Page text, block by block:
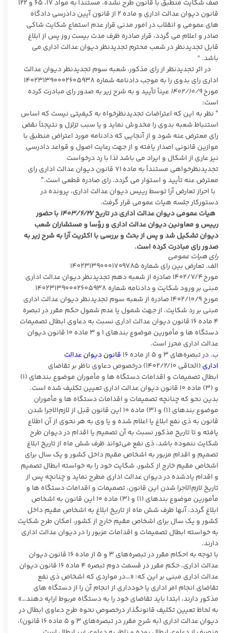
صف شکایت منطبق با قانون طرح نشده، مستنداً به مواد ۱۷، ۶۵ و ۱۲۲
قانون دیوان عدالت اداری و ماده ۲ از قانون آیین دادرسی دادگاه
های عمومی و انقلاب در امور مدنی قرار عدم استماع شکایت شاکی
صادر و اعلام می گردد، قرار صادره ظرف مدت بیست روز پس از ابلاغ
قابل تجدیدنظر در شعب محترم تجدیدنظر دیوان عدالت اداری می
باشد. “
در اثر تجدیدنظر از رای مذکور، شعبه سوم تجدیدنظر دیوان عدالت
اداری رای بدوی را به موجب دادنامه شماره ۱۴۰۲۳۱۳۹۰۰۰۲۶۰۵۹۳۸
مورخ۱۴۰۲/۱۰/۹عیناً تأیید و به شرح زیر به صدور رای مبادرت کرده
است:
” نظر به این که اعتراضات تجدیدنظرخواه به کیفیتی نیست که اساس
استنباط شعبه بدوی را مخدوش نماید و یا سبب تزلزل و نتیجتاً نقض
رای معترض عنه شود و از آنجایی که دادنامه مورد اعتراض منطبق با
موازین قانونی اصدار یافته و از جهت رعایت اصول و قواعد دادرسی
نیز عاری از اشکال و ایراد می باشد لذا با رد درخواست
تجدیدنظرخواهی مستنداً به ماده ۷۱ قانون دیوان عدالت اداری رای
معترض عنه تأیید و استوار می گردد. رای صادره قطعی است.”
با احراز تعارض آرا توسط رییس دیوان عدالت اداری، پرونده در
دستورکار جلسه هیات عمومی قرار گرفت.
هیات عمومی دیوان عدالت اداری در تاریخ۱۴۰۳/۶/۲۷با حضور
رییس و معاونین دیوان عدالت اداری و رؤسا و مستشاران شعب
دیوان تشکیل شد و پس از بحث و بررسی با اکثریت آرا به شرح زیر به
صدور رای مبادرت کرده است.
رای هیات عمومی
الف. تعارض بین رای شماره ۱۴۰۲۳۱۳۹۰۰۰۱۷۰۹۷۸۵
مورخ ۱۴۰۲/۷/۴ صادره از شعبه دهم تجدیدنظر دیوان عدالت اداری
مبنی بر ورود شکایت و دادنامه شماره ۱۴۰۲۳۱۳۹۰۰۰۲۶۰۵۹۳۸
مورخ ۱۴۰۲/۱۰/۹ صادره از شعبه سوم تجدیدنظر دیوان عدالت اداری
مبنی بر رد شکایت، از جهت شمول یا عدم شمول حکم مقرر در تبصره
۴ ماده ۱۶ قانون دیوان عدالت اداری نسبت به دعاوی ابطال تصمیمات
دستگاه ها و مأمورین موضوع بندهای ۱ و ۳ ماده ۱۰ قانون دیوان
عدالت اداری محرز است.
ب. در تبصره‌های ۳ و ۵ از ماده ۱۶
قانون دیوان عدالت
اداری
(الحاقی ۱۴۰۲/۲/۱۰) درخصوص دعاوی ناظر بر تقاضای
ابطال تصمیمات و اقدامات دستگاه ها و مأموران موضوع بندهای (۱)
و (۳) ماده ۱۰ قانون دیوان عدالت اداری تعیین تکلیف شده است.
بدین نحو که چنانچه تصمیمات و اقدامات دستگاه ها و مأموران
موضوع بندهای (۱) و (۳) ماده ۱۰ این قانون قبل از لازم‌الاجرا شدن
قانون به ذی نفع ابلاغ یا اعلام شده و یا وی به هر نحوی از آن اطلاع
یافته و تا تاریخ مذکور نسبت به آن تصمیم یا اقدام در دیوان طرح
شکایت ننموده باشد، ذی نفع می‌تواند ظرف شش ماه از تاریخ ابلاغ
تصمیم و اقدام مزبور به اشخاص مقیم داخل کشور و یک سال برای
اشخاص مقیم خارج از کشور، شکایت خود را به خواسته ابطال تصمیم
و اقدام یادشده در دیوان عدالت اداری مطرح نماید و چنانچه پس از
تاریخ لازم‌الاجرا شدن این قانون، تصمیمات و اقدامات دستگاه ها و
مأمورین موضوع بندهای (۱) و (۳) ماده ۱۰ این قانون به اشخاص
ابلاغ گردد، آنها ظرف شش ماه از تاریخ ابلاغ به اشخاص مقیم داخل
کشور و یک سال برای اشخاص مقیم خارج از کشور، امکان طرح شکایت
به خواسته ابطال تصمیمات و اقدامات مزبور را در دیوان عدالت اداری
دارند.
با توجه به احکام مقرر در تبصره‌های ۳ و ۵ از ماده ۱۶ قانون دیوان
عدالت اداری، حکم مقرر در قسمت دوم تبصره ۴ ماده ۱۶ قانون دیوان
عدالت اداری مبنی بر این که: «…در مواردی که اشخاص ذی نفع
تقاضای انجام امر اداری یا خودداری از انجام آن را از ‌‌دستگاه های
مذکور دارند، ابتدا باید تقاضای خود را به دستگاه مربوط ارایه دهند…»
به لحاظ تعیین تکلیف قانونگذار درخصوص نحوه طرح دعاوی ابطال در
دیوان عدالت اداری (به شرح مقرر در تبصره‌های ۳ و ۵ ماده ۱۶ قانون)،